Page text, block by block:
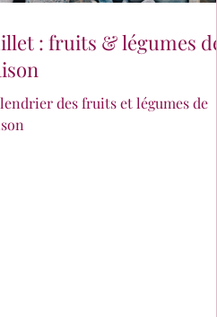
: fruits & légumes de
des fruits et légumes de